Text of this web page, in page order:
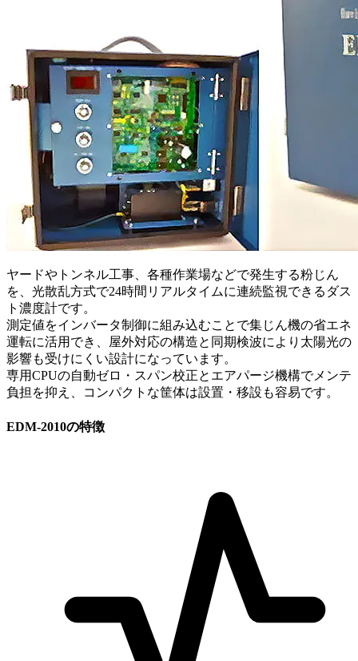
ヤードやトンネル工事、各種作業場などで発生する粉じん
を、光散乱方式で24時間リアルタイムに連続監視できるダス
ト濃度計です。
測定値をインバータ制御に組み込むことで集じん機の省エネ
運転に活用でき、屋外対応の構造と同期検波により太陽光の
影響も受けにくい設計になっています。
専用CPUの自動ゼロ・スパン校正とエアパージ機構でメンテ
負担を抑え、コンパクトな筐体は設置・移設も容易です。
EDM-2010の特徴